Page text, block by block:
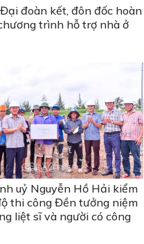
đoàn kết, đôn đốc hoàn
trình hỗ trợ nhà ở
uỷ Nguyễn Hồ Hải kiểm
thi công Đền tưởng niệm
liệt sĩ và người có công